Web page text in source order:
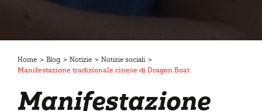
Home > Blog > Notizie > Notizie sociali >
Manifestazione tradizionale cinese di Dragon Boat
Manifestazione